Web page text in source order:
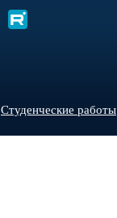
Студенческие работы